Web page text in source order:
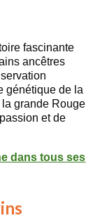
fascinante
ancêtres
génétique de la
grande Rouge
et de
dans tous ses